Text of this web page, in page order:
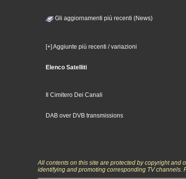
Gli aggiornamenti più recenti (News)
[+] Aggiunte più recenti / variazioni
Elenco Satelliti
Il Cimitero Dei Canali
DAB over DVB transmissions
All contents on this site are protected by copyright and
identifying and promoting corresponding TV channels.